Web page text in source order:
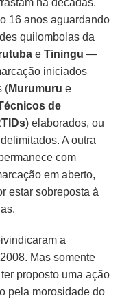
há décadas.
16 anos aguardando
quilombolas da
eTiningu —
iniciados
(Murumuru e
de
) elaborados, ou
A outra
com
em aberto,
estar sobreposta à
a
Mas somente
proposto uma ação
pela morosidade do